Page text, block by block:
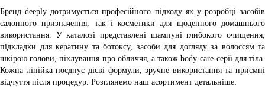
Бренд deeply дотримується професійного підходу як у розробці засобів
салонного призначення, так і косметики для щоденного домашнього
використання. У каталозі представлені шампуні глибокого очищення,
підкладки для кератину та ботоксу, засоби для догляду за волоссям та
шкірою голови, піклування про обличчя, а також body care-серії для тіла.
Кожна лінійка поєднує дієві формули, зручне використання та приємні
відчуття після процедур. Розглянемо наш асортимент детальніше: